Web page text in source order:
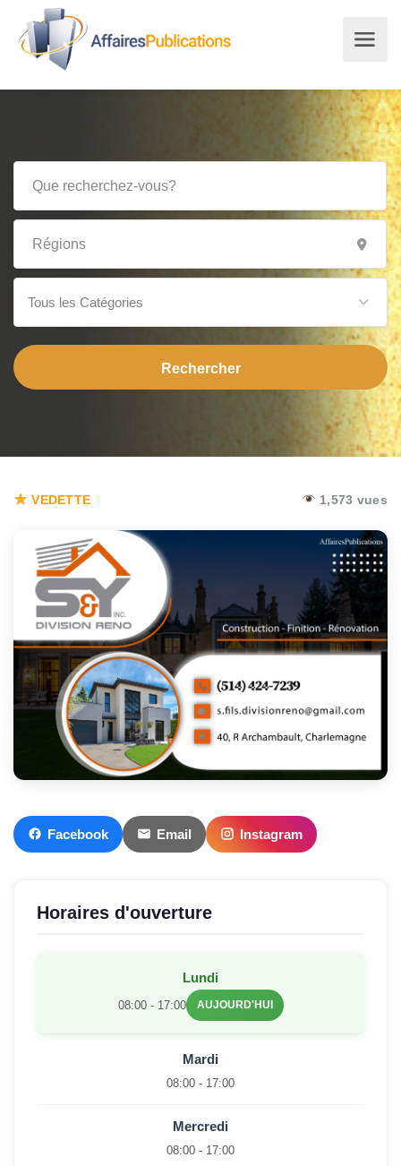
Tous les Catégories
VEDETTE 1,573 vues
Facebook Email Instagram
Horaires d'ouverture
Lundi
08:00 - 17:00 AUJOURD'HUI
Mardi
08:00 - 17:00
Mercredi
08:00 - 17:00